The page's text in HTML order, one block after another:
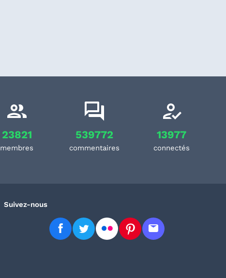
23821
membres
539772
commentaires
13977
connectés
Suivez-nous